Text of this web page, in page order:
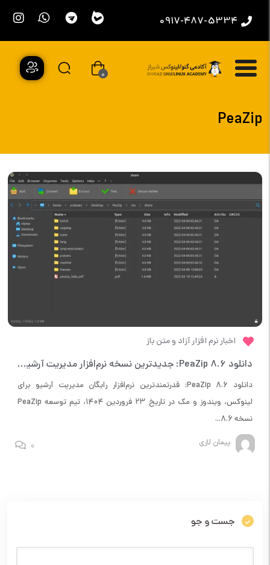
0917-487-5334
0
PeaZip
اخبار نرم افزار آزاد و متن باز
دانلود PeaZip 8.6: جدیدترین نسخه نرم‌افزار مدیریت آرشیو منبع‌باز برای لینوکس، ویندوز و مک
دانلود PeaZip 8.6: قدرتمندترین نرم‌افزار رایگان مدیریت آرشیو برای
لینوکس، ویندوز و مک در تاریخ 23 فروردین 1404، تیم توسعه PeaZip
نسخه 8.6...
پیمان لاری
0
جست و جو